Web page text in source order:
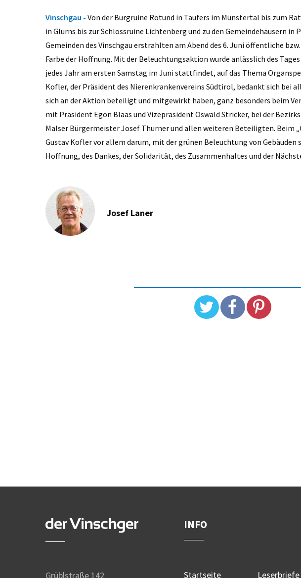
Vinschgau - Von der Burgruine Rotund in Taufers im Münstertal bis zum
in Glurns bis zur Schlossruine Lichtenberg und zu den Gemeindehäusern in
Gemeinden des Vinschgau erstrahlten am Abend des 6. Juni öffentliche
Farbe der Hoffnung. Mit der Beleuchtungsaktion wurde anlässlich des
jedes Jahr am ersten Samstag im Juni stattfindet, auf das Thema
Kofler, der Präsident des Nierenkrankenvereins Südtirol, bedankt sich bei
sich an der Aktion beteiligt und mitgewirkt haben, ganz besonders beim
mit Präsident Egon Blaas und Vizepräsident Oswald Stricker, bei der
Malser Bürgermeister Josef Thurner und allen weiteren Beteiligten. Beim
Gustav Kofler vor allem darum, mit der grünen Beleuchtung von Gebäuden
Hoffnung, des Dankes, der Solidarität, des Zusammenhaltes und der
Josef Laner
Grüblstraße 142
INFO
Startseite Leserbriefe